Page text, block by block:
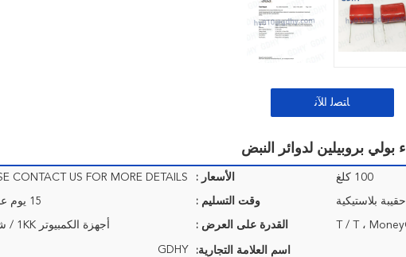
ﺎﺘﺼﻟ ﺍﻶﻧ
100 كلغ الأسعار :
حقيبة بلاستيكية وقت التسليم : 15 يوم عمل
القدرة على العرض : أجهزة الكمبيوتر 1KK / شهر
اسم العلامة التجارية: GDHY